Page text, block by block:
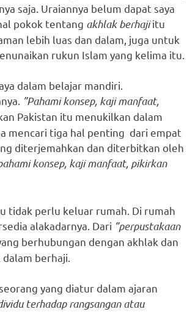
saja. Uraiannya belum dapat saya
pokok tentang akhlak berhajiitu
lebih luas dan dalam, juga untuk
rukun Islam yang kelima itu.
dalam belajar mandiri.
”Pahami konsep, kaji manfaat,
Pakistan itu menukilkan dalam
mencari tiga hal penting dari empat
diterjemahkan dan diterbitkan oleh
konsep, kaji manfaat, pikirkan
tidak perlu keluar rumah. Di rumah
alakadarnya. Dari ”perpustakaan
berhubungan dengan akhlak dan
berhaji.
yang diatur dalam ajaran
terhadap rangsangan atau